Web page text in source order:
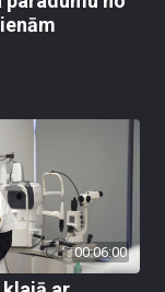
00:06:00